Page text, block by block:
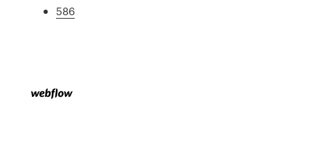
586